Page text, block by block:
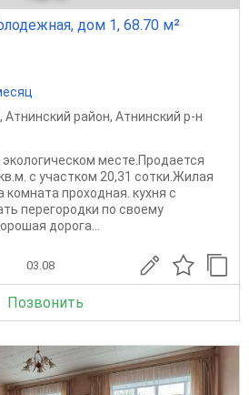
дом 1, 68.70 м²
, Атнинский район, Атнинский р-н
месте.Продается
с участком 20,31 сотки.Жилая
проходная. кухня с
перегородки по своему
дорога...
03.08
Позвонить